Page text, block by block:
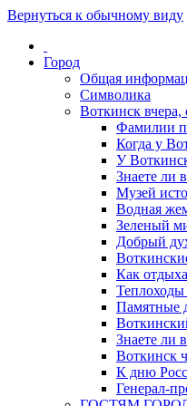
Вернуться к обычному виду
Город
Общая
Символика
Воткинск вчера,
Фамилии
Когда у
У
Знаете ли
Музей
Водная
Зеленый
Добрый
Как
Памятные
Знаете ли
Воткинск
К дню
Генерал-